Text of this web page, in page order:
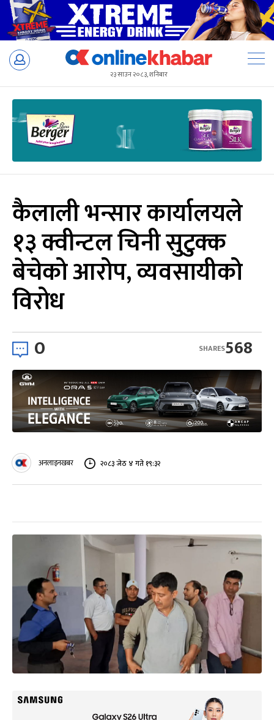
Skip
२३ साउन २०८३, शनिबार
कैलाली भन्सार कार्यालयले
१३ क्वीन्टल चिनी सुटुक्क
बेचेको आरोप, व्यवसायीको
विरोध
0 568
SHARES
अनलाइनखबर २०८३ जेठ ४ गते १९:३२